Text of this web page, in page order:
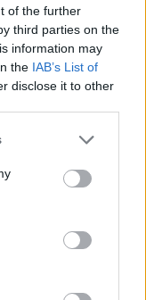
of the further
third parties on the
information may
the IAB’s List of
disclose it to other
or more Google
You may click to
party tags to
in below Google
προέδρους αυτό
Ελλάδα. Και το
μεγάλο
που κάνουμε